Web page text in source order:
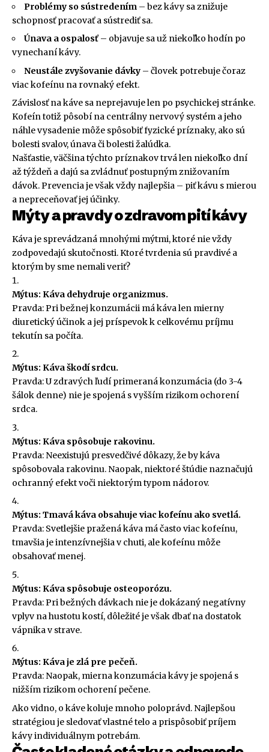
Problémy so sústredením – bez kávy sa znižuje
schopnosť pracovať a sústrediť sa.
Únava a ospalosť – objavuje sa už niekoľko hodín po
vynechaní kávy.
Neustále zvyšovanie dávky – človek potrebuje čoraz
viac kofeínu na rovnaký efekt.
Závislosť na káve sa neprejavuje len po psychickej stránke.
Kofeín totiž pôsobí na centrálny nervový systém a jeho
náhle vysadenie môže spôsobiť fyzické príznaky, ako sú
bolesti svalov, únava či bolesti žalúdka.
Našťastie, väčšina týchto príznakov trvá len niekoľko dní
až týždeň a dajú sa zvládnuť postupným znižovaním
dávok. Prevencia je však vždy najlepšia – piť kávu s mierou
a nepreceňovať jej účinky.
Mýty a pravdy o zdravom pití kávy
Káva je sprevádzaná mnohými mýtmi, ktoré nie vždy
zodpovedajú skutočnosti. Ktoré tvrdenia sú pravdivé a
ktorým by sme nemali veriť?
Mýtus: Káva dehydruje organizmus.
Pravda: Pri bežnej konzumácii má káva len mierny
diuretický účinok a jej príspevok k celkovému príjmu
tekutín sa počíta.
Mýtus: Káva škodí srdcu.
Pravda: U zdravých ľudí primeraná konzumácia (do 3-4
šálok denne) nie je spojená s vyšším rizikom ochorení
srdca.
Mýtus: Káva spôsobuje rakovinu.
Pravda: Neexistujú presvedčivé dôkazy, že by káva
spôsobovala rakovinu. Naopak, niektoré štúdie naznačujú
ochranný efekt voči niektorým typom nádorov.
Mýtus: Tmavá káva obsahuje viac kofeínu ako svetlá.
Pravda: Svetlejšie pražená káva má často viac kofeínu,
tmavšia je intenzívnejšia v chuti, ale kofeínu môže
obsahovať menej.
Mýtus: Káva spôsobuje osteoporózu.
Pravda: Pri bežných dávkach nie je dokázaný negatívny
vplyv na hustotu kostí, dôležité je však dbať na dostatok
vápnika v strave.
Mýtus: Káva je zlá pre pečeň.
Pravda: Naopak, mierna konzumácia kávy je spojená s
nižším rizikom ochorení pečene.
Ako vidno, o káve koluje mnoho poloprávd. Najlepšou
stratégiou je sledovať vlastné telo a prispôsobiť príjem
kávy individuálnym potrebám.